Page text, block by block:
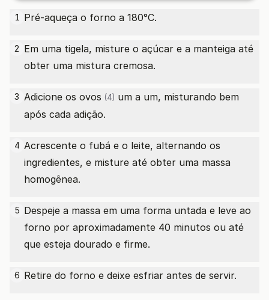
1 Pré-aqueça o forno a 180°C.
2 Em uma tigela, misture o açúcar e a manteiga até
obter uma mistura cremosa.
3 Adicione os ovos (4) um a um, misturando bem
após cada adição.
4 Acrescente o fubá e o leite, alternando os
ingredientes, e misture até obter uma massa
homogênea.
5 Despeje a massa em uma forma untada e leve ao
forno por aproximadamente 40 minutos ou até
que esteja dourado e firme.
6 Retire do forno e deixe esfriar antes de servir.